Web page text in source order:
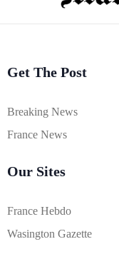
Get The Post
Breaking News
France News
Our Sites
France Hebdo
Wasington Gazette